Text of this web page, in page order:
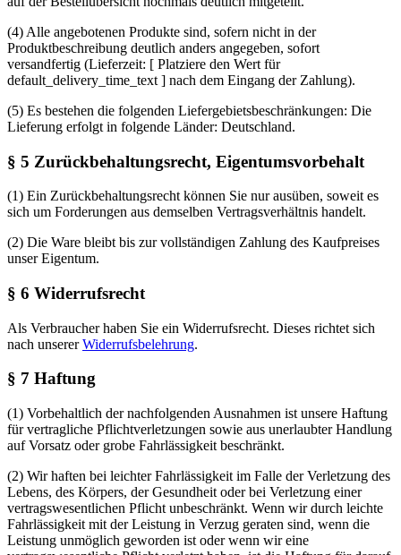
(4) Alle angebotenen Produkte sind, sofern nicht in der
Produktbeschreibung deutlich anders angegeben, sofort
versandfertig (Lieferzeit: [ Platziere den Wert für
default_delivery_time_text ] nach dem Eingang der Zahlung).
(5) Es bestehen die folgenden Liefergebietsbeschränkungen: Die
Lieferung erfolgt in folgende Länder: Deutschland.
§ 5 Zurückbehaltungsrecht, Eigentumsvorbehalt
(1) Ein Zurückbehaltungsrecht können Sie nur ausüben, soweit es
sich um Forderungen aus demselben Vertragsverhältnis handelt.
(2) Die Ware bleibt bis zur vollständigen Zahlung des Kaufpreises
unser Eigentum.
§ 6 Widerrufsrecht
Als Verbraucher haben Sie ein Widerrufsrecht. Dieses richtet sich
nach unsererWiderrufsbelehrung.
§ 7 Haftung
(1) Vorbehaltlich der nachfolgenden Ausnahmen ist unsere Haftung
für vertragliche Pflichtverletzungen sowie aus unerlaubter Handlung
auf Vorsatz oder grobe Fahrlässigkeit beschränkt.
(2) Wir haften bei leichter Fahrlässigkeit im Falle der Verletzung des
Lebens, des Körpers, der Gesundheit oder bei Verletzung einer
vertragswesentlichen Pflicht unbeschränkt. Wenn wir durch leichte
Fahrlässigkeit mit der Leistung in Verzug geraten sind, wenn die
Leistung unmöglich geworden ist oder wenn wir eine